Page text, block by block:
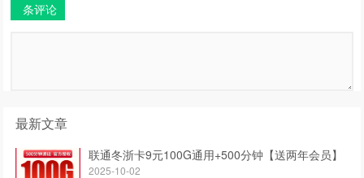
条评论
最新文章
联通冬浙卡9元100G通用+500分钟【送两年会员】
2025-10-02